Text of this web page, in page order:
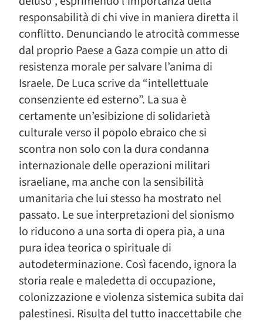
responsabilità di chi vive in maniera diretta il
conflitto. Denunciando le atrocità commesse
dal proprio Paese a Gaza compie un atto di
resistenza morale per salvare l’anima di
Israele. De Luca scrive da “intellettuale
consenziente ed esterno”. La sua è
certamente un’esibizione di solidarietà
culturale verso il popolo ebraico che si
scontra non solo con la dura condanna
internazionale delle operazioni militari
israeliane, ma anche con la sensibilità
umanitaria che lui stesso ha mostrato nel
passato. Le sue interpretazioni del sionismo
lo riducono a una sorta di opera pia, a una
pura idea teorica o spirituale di
autodeterminazione. Così facendo, ignora la
storia reale e maledetta di occupazione,
colonizzazione e violenza sistemica subita dai
palestinesi. Risulta del tutto inaccettabile che